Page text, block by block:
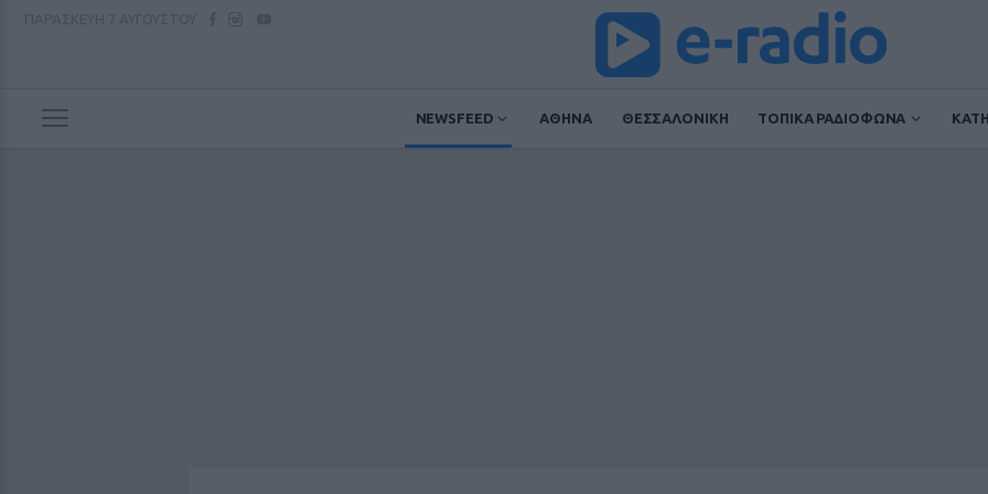
NEWSFEED ΑΘΗΝΑ ΘΕΣΣΑΛΟΝΙΚΗ ΤΟΠΙΚΑ ΡΑΔΙΟΦΩΝΑ